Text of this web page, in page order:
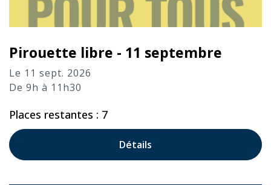
Pirouette libre - 11 septembre
Le 11 sept. 2026
De 9h à 11h30
Places restantes : 7
Détails